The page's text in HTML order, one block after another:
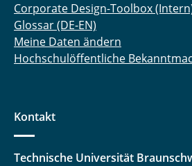
Corporate Design-Toolbox
Glossar (DE-EN)
Meine Daten ändern
Hochschulöffentliche
Kontakt
Technische Universität